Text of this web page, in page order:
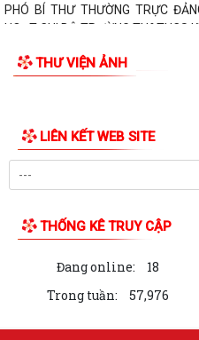
BÍ THƯ ĐẢNG ỦY PHƯỜNG LÊ
PHƯỜNG LÊ CHÂN TỔ CHỨC
THÁNG 8 NĂM 2026
TIỆN ÍCH TRA CỨU PHÁP
TRONG 3 ĐỢT BẢO TRÌ HỆ
PHƯỜNG LÊ CHÂN LAN TỎA GIÁ
THƯ VIỆN ẢNH